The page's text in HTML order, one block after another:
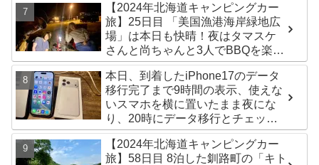
【2024年北海道キャンピングカー
旅】25日目 「美国漁港海岸緑地広
場」は本日も快晴！夜はタマスケ
さんと尚ちゃんと3人でBBQを楽し
みました♪
本日、到着したiPhone17のデータ
移行完了まで9時間の表示、使えな
いスマホを横に置いたまま夜にな
り、20時にデータ移行とチェック
が無事完了！午後からの写真がほ
ぼありません^^;
【2024年北海道キャンピングカー
旅】58日目 8泊した釧路町の「キト